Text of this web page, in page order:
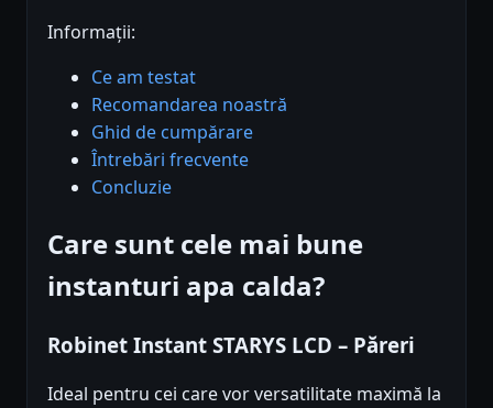
Informații:
Ce am testat
Recomandarea noastră
Ghid de cumpărare
Întrebări frecvente
Concluzie
Care sunt cele mai bune
instanturi apa calda?
Robinet Instant STARYS LCD – Păreri
Ideal pentru cei care vor versatilitate maximă la